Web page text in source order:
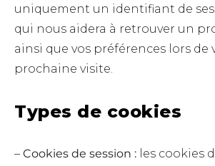
uniquement un identifiant de
qui nous aidera à retrouver un
ainsi que vos préférences lors de
prochaine visite.
Types de cookies
– Cookies de session : les cookies